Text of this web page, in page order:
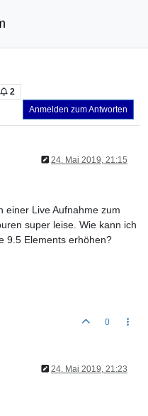
2
Anmelden zum Antworten
24. Mai 2019, 21:15
einer Live Aufnahme zum
super leise. Wie kann ich
9.5 Elements erhöhen?
0
24. Mai 2019, 21:23